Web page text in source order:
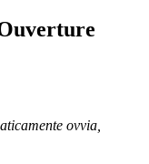
ovvia,